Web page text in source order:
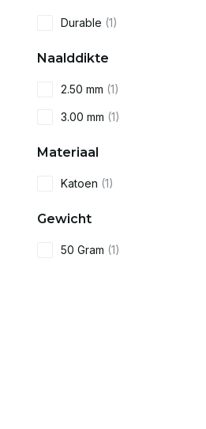
Durable (1)
Naalddikte
2.50 mm (1)
3.00 mm (1)
Materiaal
Katoen (1)
Gewicht
50 Gram (1)